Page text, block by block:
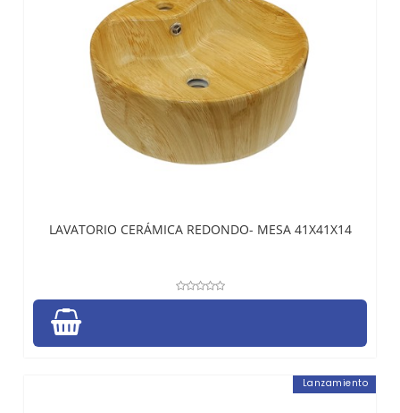
LAVATORIO CERÁMICA REDONDO- MESA 41X41X14
Lanzamiento